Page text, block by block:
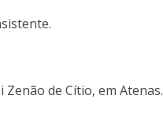
de Cítio, em Atenas.